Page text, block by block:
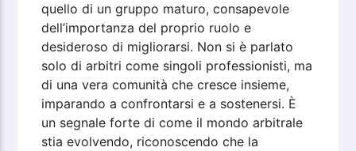
quello di un gruppo maturo, consapevole
dell’importanza del proprio ruolo e
desideroso di migliorarsi. Non si è parlato
solo di arbitri come singoli professionisti, ma
di una vera comunità che cresce insieme,
imparando a confrontarsi e a sostenersi. È
un segnale forte di come il mondo arbitrale
stia evolvendo, riconoscendo che la